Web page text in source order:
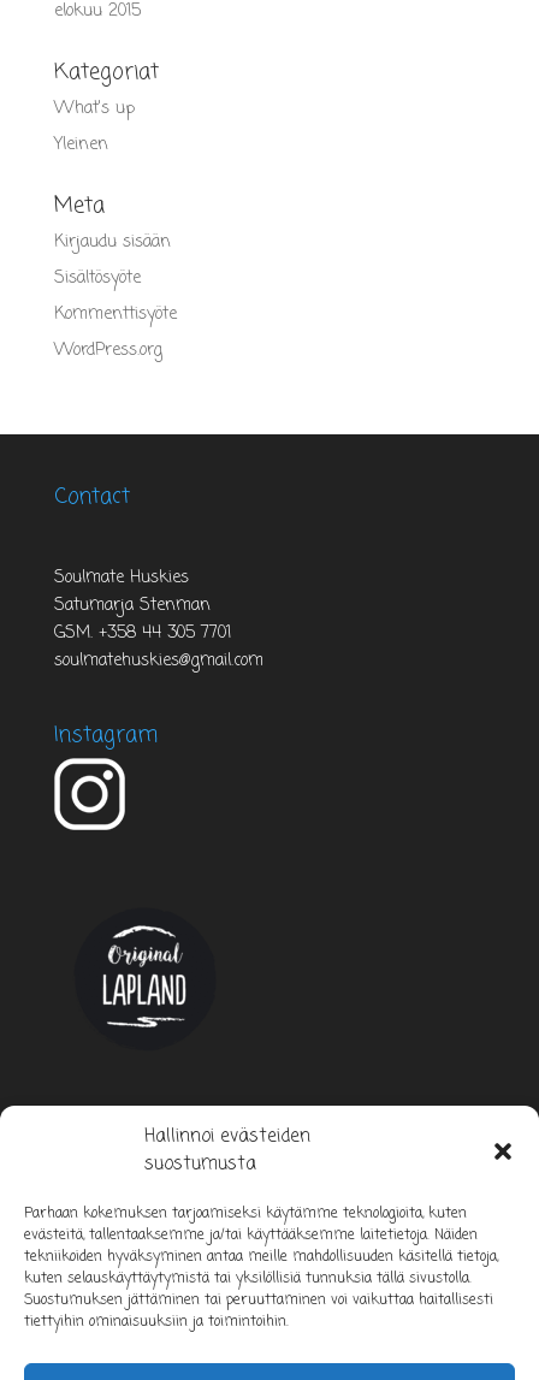
Hallinnoi evästeiden
suostumusta
Parhaan kokemuksen tarjoamiseksi käytämme teknologioita, kuten
evästeitä, tallentaaksemme ja/tai käyttääksemme laitetietoja. Näiden
tekniikoiden hyväksyminen antaa meille mahdollisuuden käsitellä tietoja,
kuten selauskäyttäytymistä tai yksilöllisiä tunnuksia tällä sivustolla.
Suostumuksen jättäminen tai peruuttaminen voi vaikuttaa haitallisesti
tiettyihin ominaisuuksiin ja toimintoihin.
elokuu 2015
Kategoriat
What's up
Yleinen
Meta
Kirjaudu sisään
Sisältösyöte
Kommenttisyöte
WordPress.org
Contact
Soulmate Huskies
Satumarja Stenman
GSM. +358 44 305 7701
soulmatehuskies@gmail.com
Instagram